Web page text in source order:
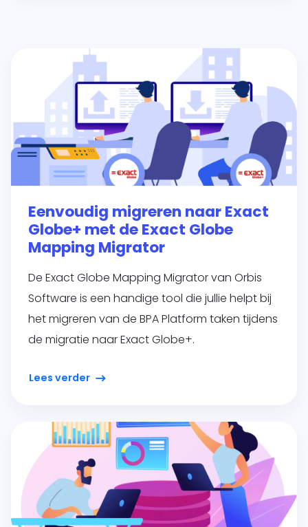
Eenvoudig migreren naar Exact
Globe+ met de Exact Globe
Mapping Migrator
De Exact Globe Mapping Migrator van Orbis
Software is een handige tool die jullie helpt bij
het migreren van de BPA Platform taken tijdens
de migratie naar Exact Globe+.
Lees verder